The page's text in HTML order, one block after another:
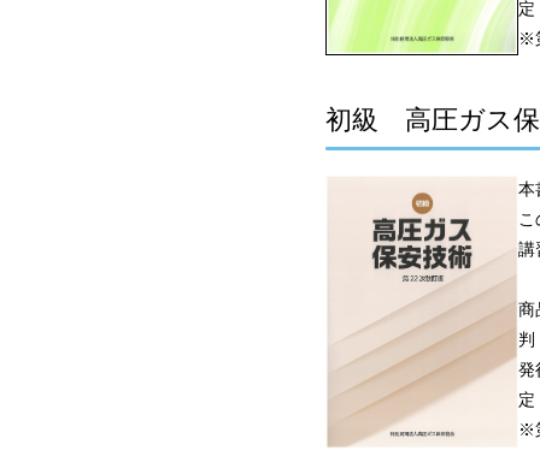
※
初級 高圧ガス保
本
こ
講
商
発
※